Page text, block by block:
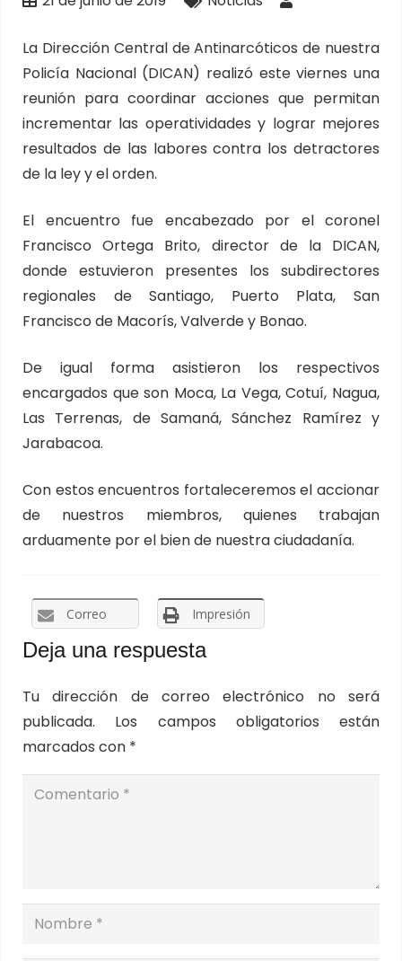
La Dirección Central de Antinarcóticos de nuestra
Policía Nacional (DICAN) realizó este viernes una
reunión para coordinar acciones que permitan
incrementar las operatividades y lograr mejores
resultados de las labores contra los detractores
de la ley y el orden.
El encuentro fue encabezado por el coronel
Francisco Ortega Brito, director de la DICAN,
donde estuvieron presentes los subdirectores
regionales de Santiago, Puerto Plata, San
Francisco de Macorís, Valverde y Bonao.
De igual forma asistieron los respectivos
encargados que son Moca, La Vega, Cotuí, Nagua,
Las Terrenas, de Samaná, Sánchez Ramírez y
Jarabacoa.
Con estos encuentros fortaleceremos el accionar
de nuestros miembros, quienes trabajan
arduamente por el bien de nuestra ciudadanía.
Correo Impresión
Deja una respuesta
Tu dirección de correo electrónico no será
publicada.
Los campos obligatorios están
marcados con *